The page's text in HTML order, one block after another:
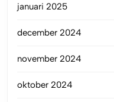
januari 2025
december 2024
november 2024
oktober 2024